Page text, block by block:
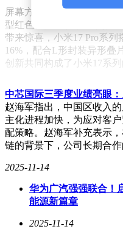
屏幕方面，小米17系列全
型红色发光主材，显示效
带来惊喜，小米17 Pro系
16%，配合L形封装异形叠
创新共同构成了小米17系列
中芯国际三季度业绩亮眼
赵海军指出，中国区收入
主化进程加快，为应对客
配策略。赵海军补充表示
链的背景下，公司长期合
2025-11-14
华为广汽强强联合！
能源新篇章
2025-11-14